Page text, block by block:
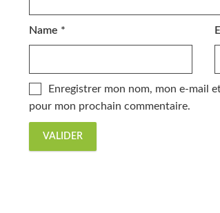
Name *
Enregistrer mon nom, mon e-mail
pour mon prochain commentaire.